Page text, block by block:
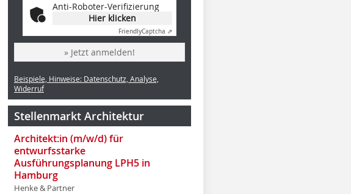
Anti-Roboter-Verifizierung
Hier klicken
FriendlyCaptcha ⇗
» Jetzt anmelden!
Beispiele, Hinweise: Datenschutz, Analyse,
Widerruf
Stellenmarkt Architektur
Architekt:in (m/w/d) für
entwurfsstarke
Ausführungsplanung LPH5 in
Hamburg
Henke & Partner